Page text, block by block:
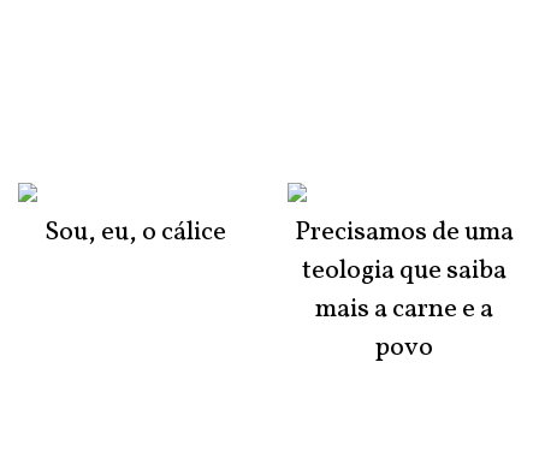
Sou, eu, o cálice
Precisamos de uma
teologia que saiba
mais a carne e a
povo